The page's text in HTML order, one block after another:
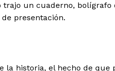
trajo un cuaderno,
presentación.
la historia, el hecho de